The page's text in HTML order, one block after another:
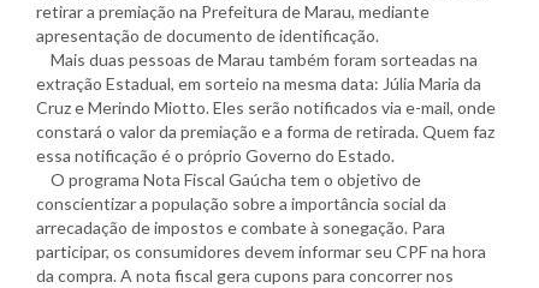
retirar a premiação na Prefeitura de Marau, mediante
apresentação de documento de identificação.
Mais duas pessoas de Marau também foram sorteadas na
extração Estadual, em sorteio na mesma data: Júlia Maria da
Cruz e Merindo Miotto. Eles serão notificados via e-mail, onde
constará o valor da premiação e a forma de retirada. Quem faz
essa notificação é o próprio Governo do Estado.
O programa Nota Fiscal Gaúcha tem o objetivo de
conscientizar a população sobre a importância social da
arrecadação de impostos e combate à sonegação. Para
participar, os consumidores devem informar seu CPF na hora
da compra. A nota fiscal gera cupons para concorrer nos